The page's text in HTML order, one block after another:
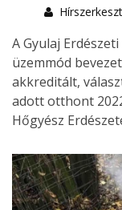
A Gyulaj
üzemmód
akkreditált,
adott otthont
Hőgyész